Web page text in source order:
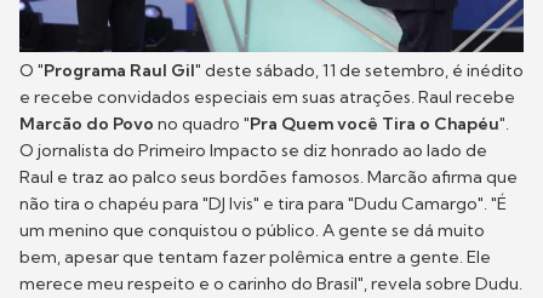
O "Programa Raul Gil" deste sábado, 11 de setembro, é inédito
e recebe convidados especiais em suas atrações. Raul recebe
Marcão do Povo no quadro "Pra Quem você Tira o Chapéu".
O jornalista do Primeiro Impacto se diz honrado ao lado de
Raul e traz ao palco seus bordões famosos. Marcão afirma que
não tira o chapéu para "DJ Ivis" e tira para "Dudu Camargo". "É
um menino que conquistou o público. A gente se dá muito
bem, apesar que tentam fazer polêmica entre a gente. Ele
merece meu respeito e o carinho do Brasil", revela sobre Dudu.